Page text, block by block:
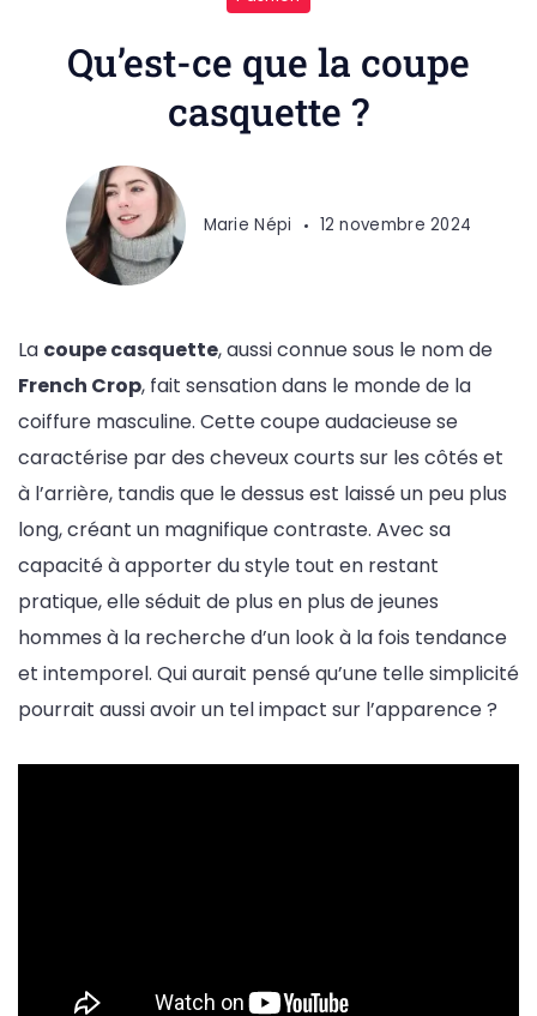
Qu’est-ce que la coupe
casquette ?
Marie Népi 12 novembre 2024
La coupe casquette, aussi connue sous le nom de
French Crop, fait sensation dans le monde de la
coiffure masculine. Cette coupe audacieuse se
caractérise par des cheveux courts sur les côtés et
à l’arrière, tandis que le dessus est laissé un peu plus
long, créant un magnifique contraste. Avec sa
capacité à apporter du style tout en restant
pratique, elle séduit de plus en plus de jeunes
hommes à la recherche d’un look à la fois tendance
et intemporel. Qui aurait pensé qu’une telle simplicité
pourrait aussi avoir un tel impact sur l’apparence ?